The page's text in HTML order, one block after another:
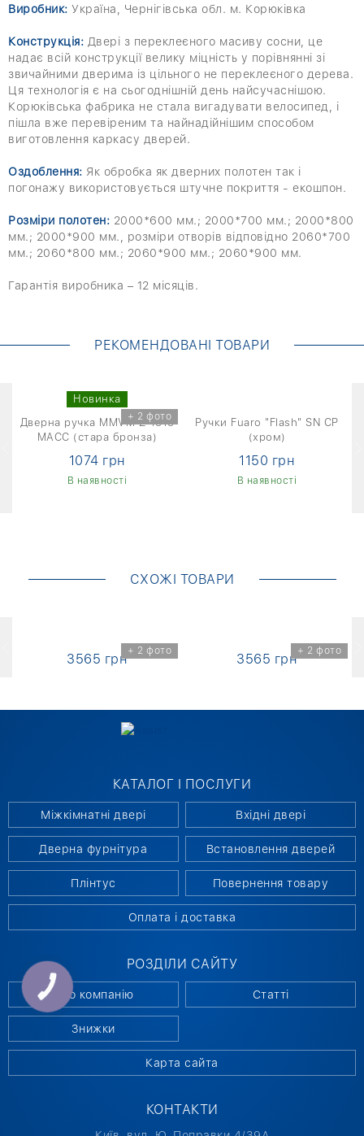
Виробник: Україна, Чернігівська обл. м. Корюківка
Конструкція: Двері з переклеєного масиву сосни, це
надає всій конструкції велику міцність у порівнянні зі
звичайними дверима із цільного не переклеєного дерева.
Ця технологія є на сьогоднішній день найсучаснішою.
Корюківська фабрика не стала вигадувати велосипед, і
пішла вже перевіреним та найнадійнішим способом
виготовлення каркасу дверей.
Оздоблення: Як обробка як дверних полотен так і
погонажу використовується штучне покриття - екошпон.
Розміри полотен: 2000*600 мм.; 2000*700 мм.; 2000*800
мм.; 2000*900 мм., розміри отворів відповідно 2060*700
мм.; 2060*800 мм.; 2060*900 мм.; 2060*900 мм.
Гарантія виробника – 12 місяців.
РЕКОМЕНДОВАНІ ТОВАРИ
Новинка
+ 2 фото
Дверна ручка MMVM Z-1313
MACC (стара бронза)
1074 грн
В наявності
Ручки Fuaro "Flash" SN CP
(хром)
1150 грн
В наявності
СХОЖІ ТОВАРИ
+ 2 фото
3565 грн
+ 2 фото
3565 грн
КАТАЛОГ І ПОСЛУГИ
Міжкімнатні двері Вхідні двері
Дверна фурнітура Встановлення дверей
Плінтус Повернення товару
Оплата і доставка
РОЗДІЛИ САЙТУ
Про компанію Статті
Знижки
Карта сайта
КОНТАКТИ
КНОПКА
СВЯЗИ